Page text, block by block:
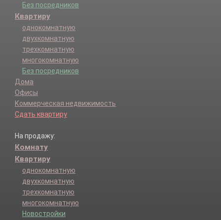
Без посредников
Квартиру
однокомнатную
двухкомнатную
трехкомнатную
многокомнатную
Без посредников
Дома
Офисы
Коммерческая недвижимость
Сдать квартиру
На продажу:
Комнату
Квартиру
однокомнатную
двухкомнатную
трехкомнатную
многокомнатную
Новостройки